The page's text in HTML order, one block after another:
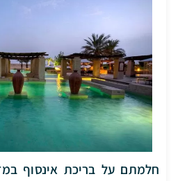
חלמתם על בריכת אינסוף